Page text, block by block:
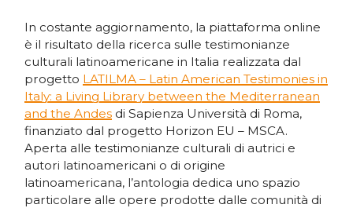
In costante aggiornamento, la piattaforma online
è il risultato della ricerca sulle testimonianze
culturali latinoamericane in Italia realizzata dal
progetto LATILMA – Latin American Testimonies in
Italy: a Living Library between the Mediterranean
and the Andes di Sapienza Università di Roma,
finanziato dal progetto Horizon EU – MSCA.
Aperta alle testimonianze culturali di autrici e
autori latinoamericani o di origine
latinoamericana, l’antologia dedica uno spazio
particolare alle opere prodotte dalle comunità di